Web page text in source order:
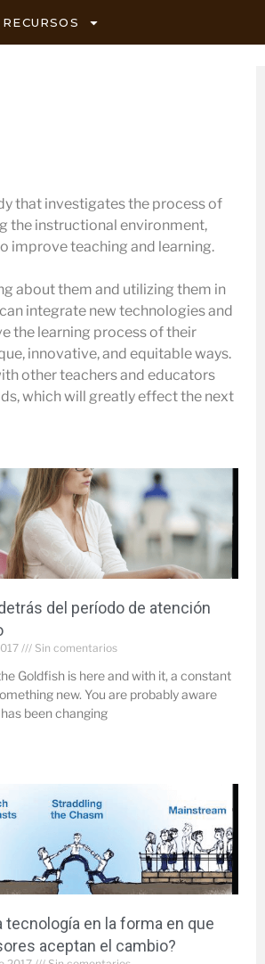
RECURSOS
that investigates the process of
the instructional environment,
improve teaching and learning.
about them and utilizing them in
integrate new technologies and
the learning process of their
innovative, and equitable ways.
other teachers and educators
which will greatly effect the next
del período de atención
Sin comentarios
Goldfish is here and with it, a constant
new. You are probably aware
been changing
tecnología en la forma en que
aceptan el cambio?